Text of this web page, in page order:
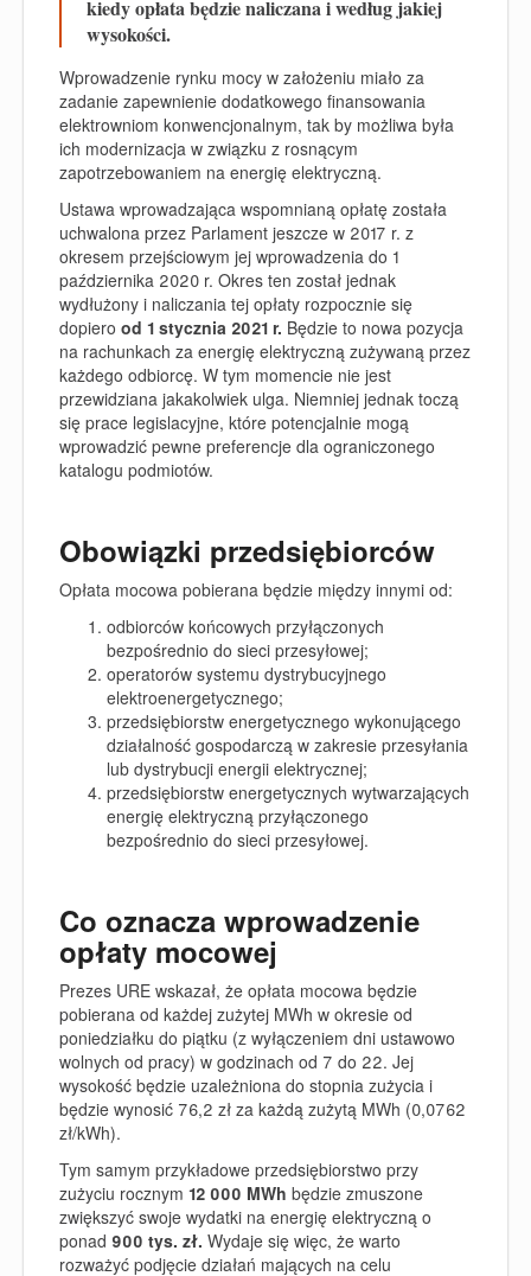
kiedy opłata będzie naliczana i według jakiej
wysokości.
Wprowadzenie rynku mocy w założeniu miało za
zadanie zapewnienie dodatkowego finansowania
elektrowniom konwencjonalnym, tak by możliwa była
ich modernizacja w związku z rosnącym
zapotrzebowaniem na energię elektryczną.
Ustawa wprowadzająca wspomnianą opłatę została
uchwalona przez Parlament jeszcze w 2017 r. z
okresem przejściowym jej wprowadzenia do 1
października 2020 r. Okres ten został jednak
wydłużony i naliczania tej opłaty rozpocznie się
dopiero od 1 stycznia 2021 r. Będzie to nowa pozycja
na rachunkach za energię elektryczną zużywaną przez
każdego odbiorcę. W tym momencie nie jest
przewidziana jakakolwiek ulga. Niemniej jednak toczą
się prace legislacyjne, które potencjalnie mogą
wprowadzić pewne preferencje dla ograniczonego
katalogu podmiotów.
Obowiązki przedsiębiorców
Opłata mocowa pobierana będzie między innymi od:
odbiorców końcowych przyłączonych
bezpośrednio do sieci przesyłowej;
operatorów systemu dystrybucyjnego
elektroenergetycznego;
przedsiębiorstw energetycznego wykonującego
działalność gospodarczą w zakresie przesyłania
lub dystrybucji energii elektrycznej;
przedsiębiorstw energetycznych wytwarzających
energię elektryczną przyłączonego
bezpośrednio do sieci przesyłowej.
Co oznacza wprowadzenie
opłaty mocowej
Prezes URE wskazał, że opłata mocowa będzie
pobierana od każdej zużytej MWh w okresie od
poniedziałku do piątku (z wyłączeniem dni ustawowo
wolnych od pracy) w godzinach od 7 do 22. Jej
wysokość będzie uzależniona do stopnia zużycia i
będzie wynosić 76,2 zł za każdą zużytą MWh (0,0762
zł/kWh).
Tym samym przykładowe przedsiębiorstwo przy
zużyciu rocznym 12 000 MWh będzie zmuszone
zwiększyć swoje wydatki na energię elektryczną o
ponad 900 tys. zł. Wydaje się więc, że warto
rozważyć podjęcie działań mających na celu